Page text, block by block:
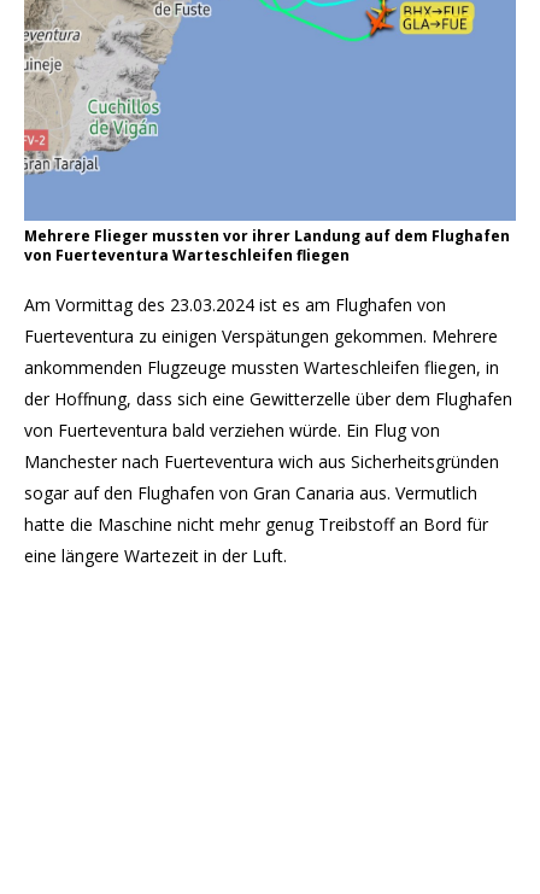
Mehrere Flieger mussten vor ihrer Landung auf dem Flughafen
von Fuerteventura Warteschleifen fliegen
Am Vormittag des 23.03.2024 ist es am Flughafen von
Fuerteventura zu einigen Verspätungen gekommen. Mehrere
ankommenden Flugzeuge mussten Warteschleifen fliegen, in
der Hoffnung, dass sich eine Gewitterzelle über dem Flughafen
von Fuerteventura bald verziehen würde. Ein Flug von
Manchester nach Fuerteventura wich aus Sicherheitsgründen
sogar auf den Flughafen von Gran Canaria aus. Vermutlich
hatte die Maschine nicht mehr genug Treibstoff an Bord für
eine längere Wartezeit in der Luft.